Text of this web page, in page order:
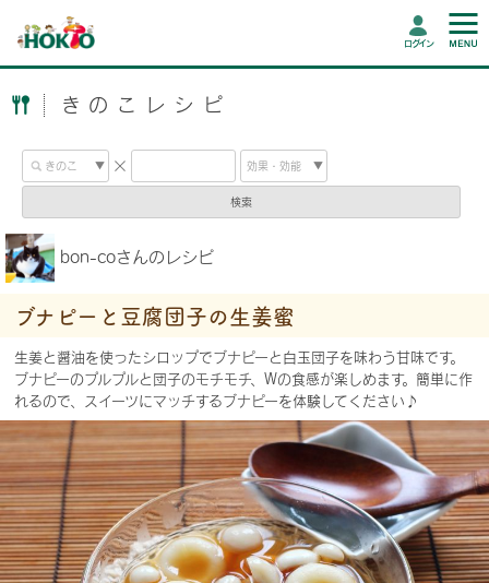
ログイン
きのこレシピ
検索
bon-coさんのレシピ
ブナピーと豆腐団子の生姜蜜
生姜と醤油を使ったシロップでブナピーと白玉団子を味わう甘味です。
ブナピーのプルプルと団子のモチモチ、Wの食感が楽しめます。簡単に作
れるので、スイーツにマッチするブナピーを体験してください♪